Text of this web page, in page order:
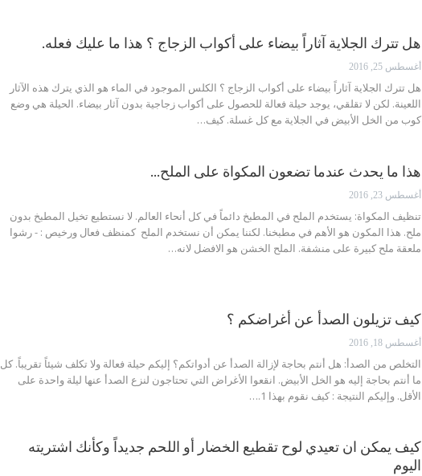
هل تترك الجلاية آثاراً بيضاء على أكواب الزجاج ؟ هذا ما عليك فعله.
أغسطس 25, 2016
هل تترك الجلاية آثاراً بيضاء على أكواب الزجاج ؟ الكلس الموجود في الماء هو الذي يترك هذه الآثار
اللعينة. لكن لا تقلقي، يوجد حيلة فعالة للحصول على أكواب زجاجية بدون آثار بيضاء. الحيلة هي وضع
كوب من الخل الأبيض في الجلاية مع كل غسلة. كيف…
هذا ما يحدث عندما تضعون المكواة على الملح…
أغسطس 23, 2016
تنظيف المكواة: يستخدم الملح في المطبخ دائماً في كل أنحاء العالم. لا نستطيع تخيل المطبخ بدون
ملح. هذا المكون هو الأهم في مطبخنا. لكننا يمكن أن نستخدم الملح كمنظف فعال ورخيص : - رشوا
ملعقة ملح كبيرة على منشفة. الملح الخشن هو الافضل لانه…
كيف تزيلون الصدأ عن أغراضكم ؟
أغسطس 18, 2016
التخلص من الصدأ: هل أنتم بحاجة لإزالة الصدأ عن أدواتكم؟ إليكم حيلة فعالة ولا تكلف شيئاً تقريباً. كل
ما أنتم بحاجة إليه هو الخل الأبيض. انقعوا الأغراض التي تحتاجون لنزع الصدأ عنها ليلة واحدة على
الأقل. وإليكم النتيجة : كيف نقوم بهذا 1.…
كيف يمكن ان تعيدي لوح تقطيع الخضار أو اللحم جديداً وكأنك اشتريته
اليوم